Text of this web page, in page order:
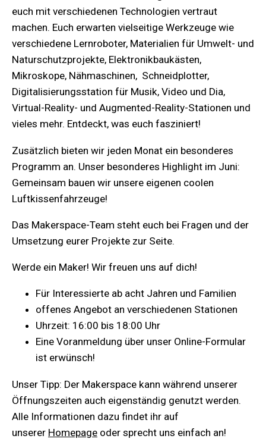
euch mit verschiedenen Technologien vertraut
machen. Euch erwarten vielseitige Werkzeuge wie
verschiedene Lernroboter, Materialien für Umwelt- und
Naturschutzprojekte, Elektronikbaukästen,
Mikroskope, Nähmaschinen, Schneidplotter,
Digitalisierungsstation für Musik, Video und Dia,
Virtual-Reality- und Augmented-Reality-Stationen und
vieles mehr. Entdeckt, was euch fasziniert!
Zusätzlich bieten wir jeden Monat ein besonderes
Programm an. Unser besonderes Highlight im Juni:
Gemeinsam bauen wir unsere eigenen coolen
Luftkissenfahrzeuge!
Das Makerspace-Team steht euch bei Fragen und der
Umsetzung eurer Projekte zur Seite.
Werde ein Maker! Wir freuen uns auf dich!
Für Interessierte ab acht Jahren und Familien
offenes Angebot an verschiedenen Stationen
Uhrzeit: 16:00 bis 18:00 Uhr
Eine Voranmeldung über unser Online-Formular
ist erwünsch!
Unser Tipp: Der Makerspace kann während unserer
Öffnungszeiten auch eigenständig genutzt werden.
Alle Informationen dazu findet ihr auf
unserer Homepage oder sprecht uns einfach an!